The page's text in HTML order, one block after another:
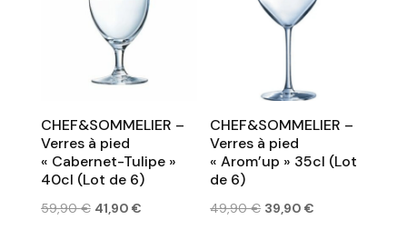
CHEF&SOMMELIER –
Verres à pied
« Cabernet-Tulipe »
40cl (Lot de 6)
59,90€ Le
41,90 €Le
CHEF&SOMMELIER –
Verres à pied
« Arom’up » 35cl (Lot
de 6)
49,90€ Le
39,90€